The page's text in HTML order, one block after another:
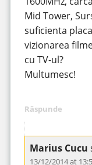
Mid Tower,
suficienta
vizionarea
cu TV-ul?
Multumesc!
Răspunde
Marius Cucu
13/12/2014 at